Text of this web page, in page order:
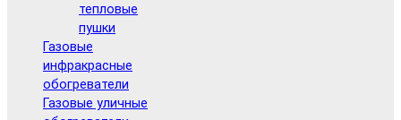
тепловые
пушки
Газовые
инфракрасные
обогреватели
Газовые уличные